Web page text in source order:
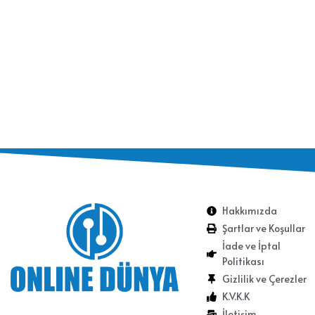
Hakkımızda
Şartlar ve Koşullar
İade ve İptal
Politikası
Gizlilik ve Çerezler
K.V.K.K